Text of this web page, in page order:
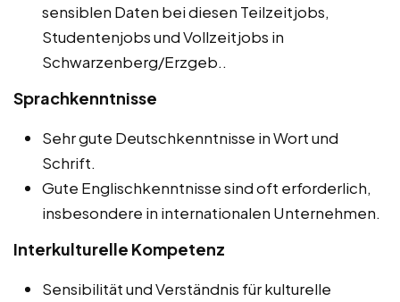
sensiblen Daten bei diesen Teilzeitjobs,
Studentenjobs und Vollzeitjobs in
Schwarzenberg/Erzgeb..
Sprachkenntnisse
Sehr gute Deutschkenntnisse in Wort und
Schrift.
Gute Englischkenntnisse sind oft erforderlich,
insbesondere in internationalen Unternehmen.
Interkulturelle Kompetenz
Sensibilität und Verständnis für kulturelle